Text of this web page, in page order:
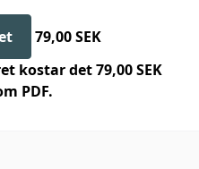
79,00 SEK
kostar det 79,00 SEK
PDF.